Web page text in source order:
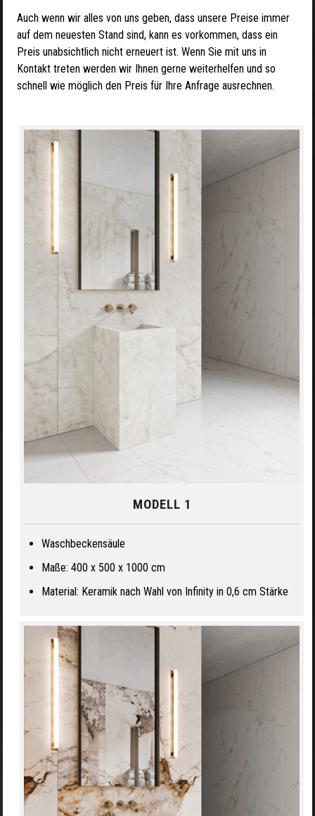
Auch wenn wir alles von uns geben, dass unsere Preise immer
auf dem neuesten Stand sind, kann es vorkommen, dass ein
Preis unabsichtlich nicht erneuert ist. Wenn Sie mit uns in
Kontakt treten werden wir Ihnen gerne weiterhelfen und so
schnell wie möglich den Preis für Ihre Anfrage ausrechnen.
MODELL 1
Waschbeckensäule
Maße: 400 x 500 x 1000 cm
Material: Keramik nach Wahl von Infinity in 0,6 cm Stärke